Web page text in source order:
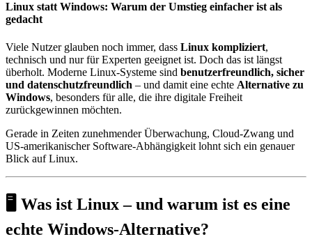
Linux statt Windows: Warum der Umstieg einfacher ist als
gedacht
Viele Nutzer glauben noch immer, dass Linux kompliziert,
technisch und nur für Experten geeignet ist. Doch das ist längst
überholt. Moderne Linux-Systeme sind benutzerfreundlich, sicher
und datenschutzfreundlich – und damit eine echte Alternative zu
Windows, besonders für alle, die ihre digitale Freiheit
zurückgewinnen möchten.
Gerade in Zeiten zunehmender Überwachung, Cloud-Zwang und
US-amerikanischer Software-Abhängigkeit lohnt sich ein genauer
Blick auf Linux.
🖥️ Was ist Linux – und warum ist es eine
echte Windows-Alternative?